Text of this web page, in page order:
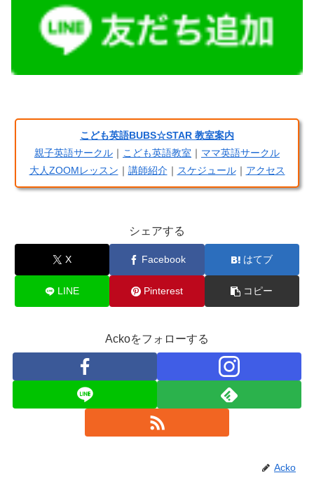
こども英語BUBS☆STAR 教室案内
親子英語サークル ｜ こども英語教室 ｜ ママ英語サークル
大人ZOOMレッスン ｜ 講師紹介｜ スケジュール｜ アクセス
シェアする
X Facebook はてブ
LINE Pinterest コピー
Ackoをフォローする
Acko